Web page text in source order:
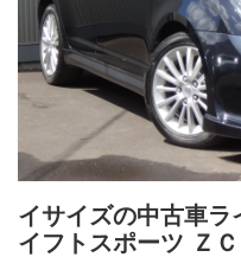
イサイズの中古車ラ
イフトスポーツ ＺＣ